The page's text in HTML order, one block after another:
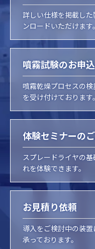
詳しい仕様を掲載し
ンロードいただけます。
噴霧試験のお申
噴霧乾燥プロセスの
を受け付けております。
体験セミナーの
スプレードライヤの
れを体験できます。
お見積り依頼
導入をご検討中の装
承っております。